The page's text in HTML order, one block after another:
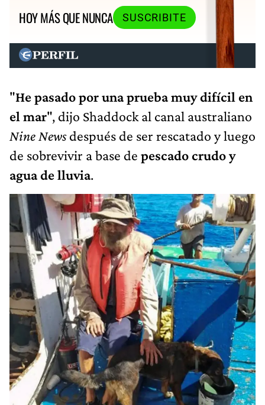
HOY MÁS QUE NUNCA
SUSCRIBITE
"He pasado por una prueba muy difícil en
el mar", dijo Shaddock al canal australiano
Nine Newsdespués de ser rescatado y luego
de sobrevivir a base de pescado crudo y
agua de lluvia.